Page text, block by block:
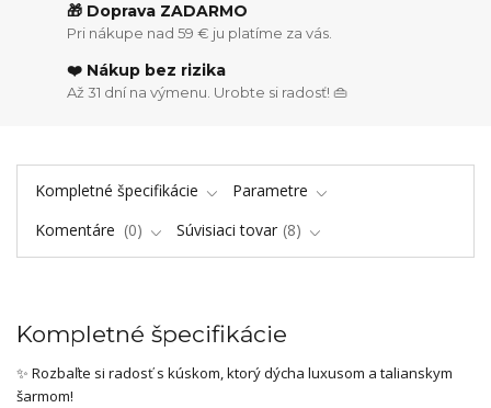
🎁 Doprava ZADARMO
Pri nákupe nad 59 € ju platíme za vás.
❤️ Nákup bez rizika
Až 31 dní na výmenu. Urobte si radosť! 👜
Kompletné špecifikácie
Parametre
Komentáre
0 Súvisiaci tovar 8
Kompletné špecifikácie
✨ Rozbaľte si radosť s kúskom, ktorý dýcha luxusom a talianskym
šarmom!